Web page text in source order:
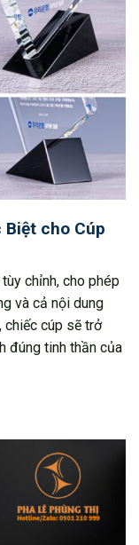
Biệt cho Cúp
chỉnh, cho phép
và cả nội dung
chiếc cúp sẽ trở
đúng tinh thần của